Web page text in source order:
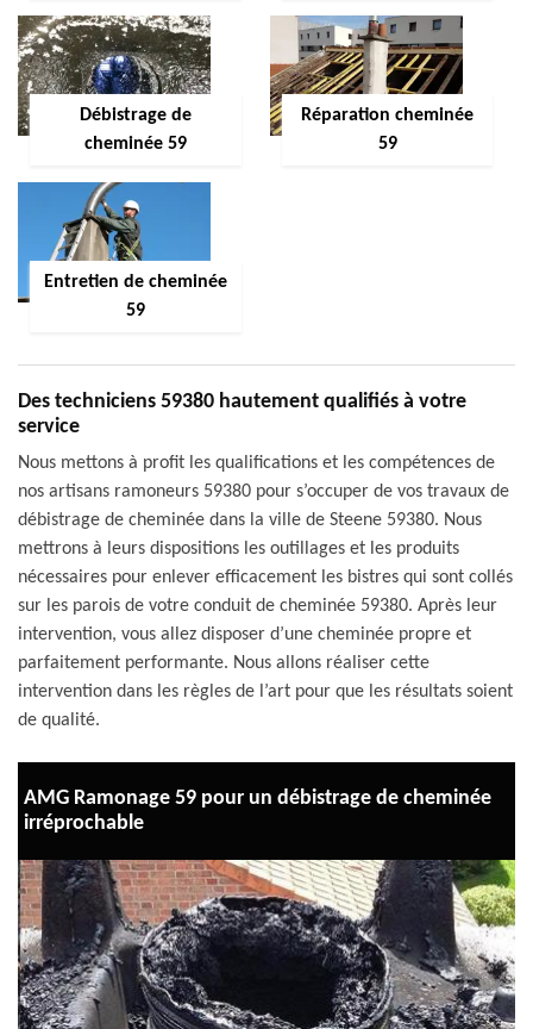
Débistrage de
cheminée 59
Réparation cheminée
59
Entretien de cheminée
59
Des techniciens 59380 hautement qualifiés à votre
service
Nous mettons à profit les qualifications et les compétences de
nos artisans ramoneurs 59380 pour s’occuper de vos travaux de
débistrage de cheminée dans la ville de Steene 59380. Nous
mettrons à leurs dispositions les outillages et les produits
nécessaires pour enlever efficacement les bistres qui sont collés
sur les parois de votre conduit de cheminée 59380. Après leur
intervention, vous allez disposer d’une cheminée propre et
parfaitement performante. Nous allons réaliser cette
intervention dans les règles de l’art pour que les résultats soient
de qualité.
AMG Ramonage 59 pour un débistrage de cheminée
irréprochable